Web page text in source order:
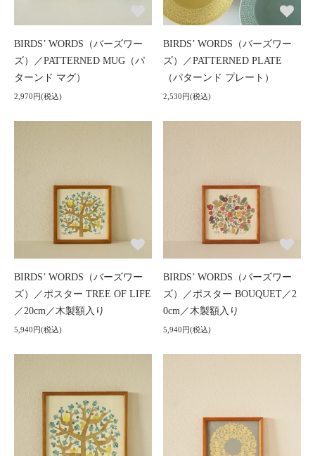
BIRDS’ WORDS（バーズワー
ズ）／PATTERNED MUG（パ
ターンド マグ）
2,970円(税込)
BIRDS’ WORDS（バーズワー
ズ）／PATTERNED PLATE
（パターンド プレート）
2,530円(税込)
BIRDS’ WORDS（バーズワー
ズ）／ポスター TREE OF LIFE
／20cm／木製額入り
5,940円(税込)
BIRDS’ WORDS（バーズワー
ズ）／ポスター BOUQUET／2
0cm／木製額入り
5,940円(税込)